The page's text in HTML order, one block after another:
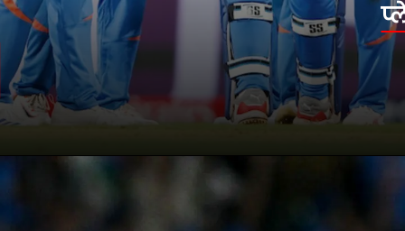
प्लेयर ऑफ द मैच की लिस्ट
ऐसे में आइए जानते हैं कि टीम इंडिया के लिए इस
टूर्नामेंट में कौन-कौन प्लेयर ऑफ द मैच रहा है.